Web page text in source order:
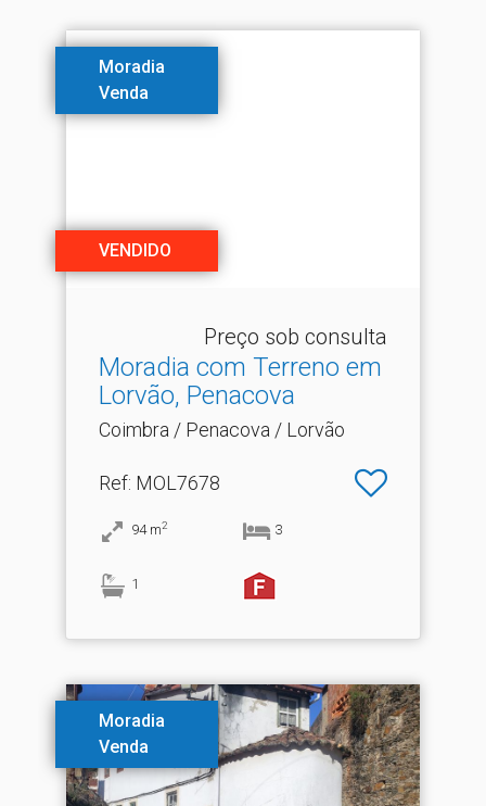
Moradia
Venda
VENDIDO
Preço sob consulta
Moradia com Terreno em
Lorvão, Penacova
Coimbra / Penacova / Lorvão
Ref: MOL7678
94 m2 3
1
Moradia
Venda